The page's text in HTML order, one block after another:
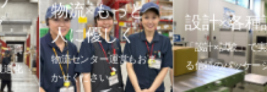
物流×もっと
人に優しく
物流センター運営もおま
かせください
設計×各種試験
「設計×試験」で実現す
る信頼のパッケージ